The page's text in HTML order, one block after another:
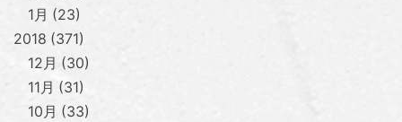
1月
23
2018 371
12月
30
11月
31
10月
33